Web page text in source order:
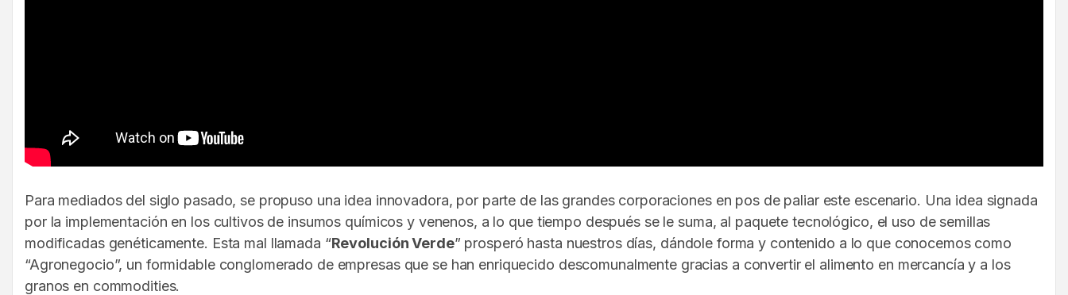
Para mediados del siglo pasado, se propuso una idea innovadora, por parte de las grandes corporaciones en pos de paliar este escenario. Una idea signada
por la implementación en los cultivos de insumos químicos y venenos, a lo que tiempo después se le suma, al paquete tecnológico, el uso de semillas
modificadas genéticamente. Esta mal llamada “Revolución Verde” prosperó hasta nuestros días, dándole forma y contenido a lo que conocemos como
“Agronegocio”, un formidable conglomerado de empresas que se han enriquecido descomunalmente gracias a convertir el alimento en mercancía y a los
granos en commodities.